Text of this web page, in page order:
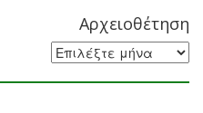
Αρχειοθέτηση
Αρχειοθέτηση